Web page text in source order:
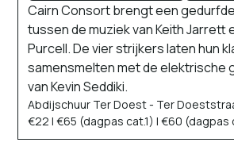
Cairn Consort brengt een
tussen de muziek van Keith Jarrett
Purcell. De vier strijkers laten hun
samensmelten met de elektrische
van Kevin Seddiki.
Abdijschuur Ter Doest - Ter
€22 | €65 (dagpas cat.1) | €60 (dagpas